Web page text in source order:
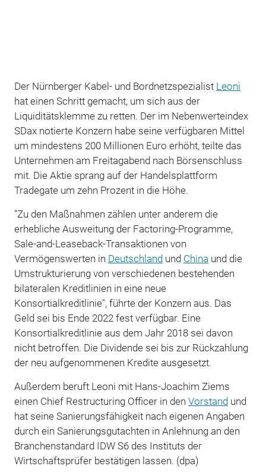
Der Nürnberger Kabel- und Bordnetzspezialist Leoni
hat einen Schritt gemacht, um sich aus der
Liquiditätsklemme zu retten. Der im Nebenwerteindex
SDax notierte Konzern habe seine verfügbaren Mittel
um mindestens 200 Millionen Euro erhöht, teilte das
Unternehmen am Freitagabend nach Börsenschluss
mit. Die Aktie sprang auf der Handelsplattform
Tradegate um zehn Prozent in die Höhe.
"Zu den Maßnahmen zählen unter anderem die
erhebliche Ausweitung der Factoring-Programme,
Sale-and-Leaseback-Transaktionen von
Vermögenswerten in Deutschlandund China und die
Umstrukturierung von verschiedenen bestehenden
bilateralen Kreditlinien in eine neue
Konsortialkreditlinie", führte der Konzern aus. Das
Geld sei bis Ende 2022 fest verfügbar. Eine
Konsortialkreditlinie aus dem Jahr 2018 sei davon
nicht betroffen. Die Dividende sei bis zur Rückzahlung
der neu aufgenommenen Kredite ausgesetzt.
Außerdem beruft Leoni mit Hans-Joachim Ziems
einen Chief Restructuring Officer in den Vorstandund
hat seine Sanierungsfähigkeit nach eigenen Angaben
durch ein Sanierungsgutachten in Anlehnung an den
Branchenstandard IDW S6 des Instituts der
Wirtschaftsprüfer bestätigen lassen. (dpa)